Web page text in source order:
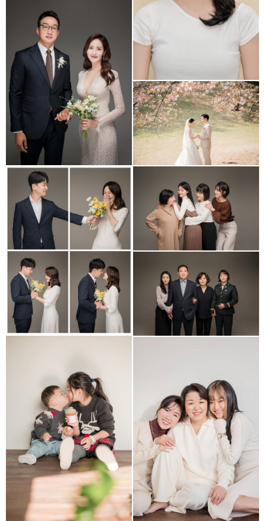
올림픽공원 야외웨딩스냅
세미웨딩스냅
모녀 가족사진
studio daldafoto _
가족사진
아이사진 모녀 가족사진